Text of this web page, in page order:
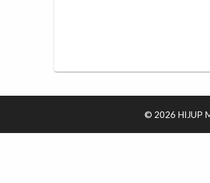
© 2026 HIJUP